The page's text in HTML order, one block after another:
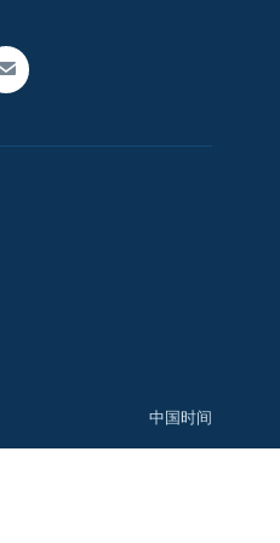
中国时间